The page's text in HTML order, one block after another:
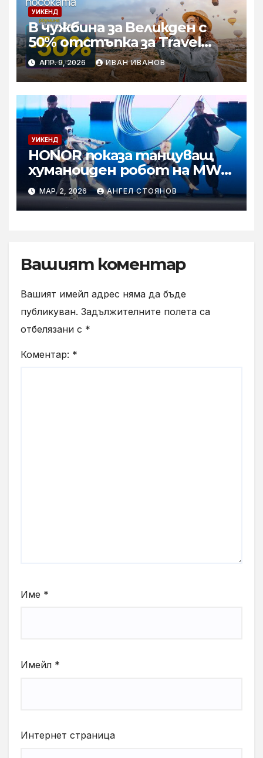
УИКЕНД
В чужбина за Великден с
50% отстъпка за Travel
Pass роуминг пакети от
Vivacom
АПР. 9, 2026 ИВАН ИВАНОВ
УИКЕНД
HONOR показа танцуващ
хуманоиден робот на MWC
2026
МАР. 2, 2026 АНГЕЛ СТОЯНОВ
Вашият коментар
Вашият имейл адрес няма да бъде
публикуван. Задължителните полета са
отбелязани с *
Коментар: *
Име *
Имейл *
Интернет страница